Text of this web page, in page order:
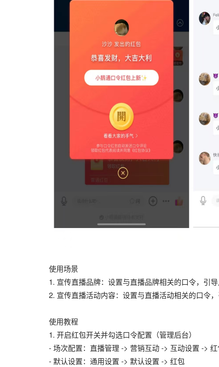
使用场景
1. 宣传直播品牌：设置与直播品牌相关的口令，引
2. 宣传直播活动内容：设置与直播活动相关的口令
使用教程
1. 开启红包开关并勾选口令配置（管理后台）
- 场次配置：直播管理 -> 营销互动 -> 互动设置 ->
- 默认设置：通用设置 -> 默认设置 -> 红包